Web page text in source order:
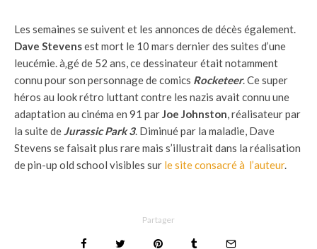
Les semaines se suivent et les annonces de décès également.
Dave Stevensest mort le 10 mars dernier des suites d’une
leucémie. à‚gé de 52 ans, ce dessinateur était notamment
connu pour son personnage de comics Rocketeer. Ce super
héros au look rétro luttant contre les nazis avait connu une
adaptation au cinéma en 91 parJoe Johnston, réalisateur par
la suite deJurassic Park 3. Diminué par la maladie, Dave
Stevens se faisait plus rare mais s’illustrait dans la réalisation
de pin-up old school visibles sur le site consacré à l’auteur.
Partager